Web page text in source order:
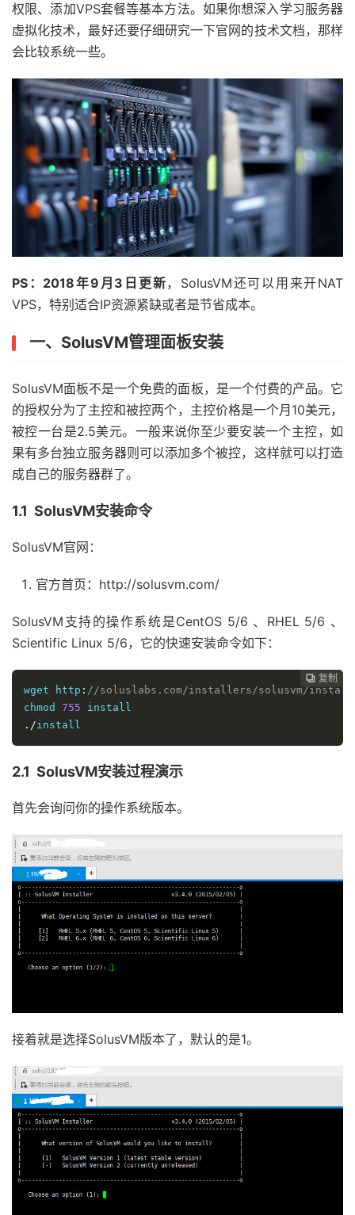
权限、添加VPS套餐等基本方法。如果你想深入学习服务器
虚拟化技术，最好还要仔细研究一下官网的技术文档，那样
会比较系统一些。
PS：2018年9月3日更新，SolusVM还可以用来开NAT
VPS，特别适合IP资源紧缺或者是节省成本。
一、SolusVM管理面板安装
SolusVM面板不是一个免费的面板，是一个付费的产品。它
的授权分为了主控和被控两个，主控价格是一个月10美元，
被控一台是2.5美元。一般来说你至少要安装一个主控，如
果有多台独立服务器则可以添加多个被控，这样就可以打造
成自己的服务器群了。
1.1 SolusVM安装命令
SolusVM官网：
官方首页：http://solusvm.com/
SolusVM支持的操作系统是CentOS 5/6 、RHEL 5/6 、
Scientific Linux 5/6，它的快速安装命令如下：
 复制
 复制
 复制
 复制
 复制
 复制
 复制
 复制
 复制
wget http : //soluslabs.com/installers/solusvm/install
chmod 755
./install
2.1 SolusVM安装过程演示
首先会询问你的操作系统版本。
接着就是选择SolusVM版本了，默认的是1。